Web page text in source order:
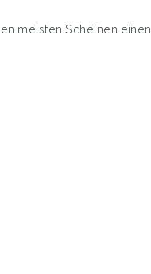
meisten Scheinen einen